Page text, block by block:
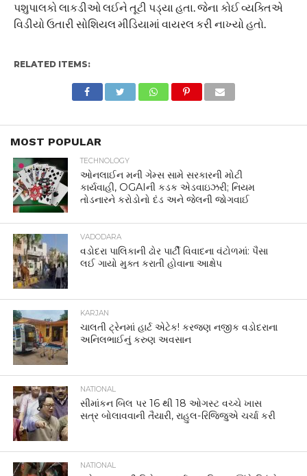
પશુપાલકો લાકડીઓ લઈને તૂટી પડ્યા હતા. જેના કોઈ વ્યક્તિએ
વિડીયો ઉતારી સોશિયલ મીડિયામાં વાયરલ કરી નાખ્યો હતો.
RELATED ITEMS:
MOST POPULAR
TECHNOLOGY
ઓનલાઈન મની ગેમ્સ સામે સરકારની મોટી
કાર્યવાહી, OGAIની કડક એડવાઇઝરી; નિયમ
તોડનારને કરોડોનો દંડ અને જેલની જોગવાઈ
VADODARA
વડોદરા પાલિકાની ઢોર પાર્ટી વિવાદના વંટોળમાં: પૈસા
લઈ ગાયો મુક્ત કરાતી હોવાના આક્ષેપ
KARJAN
ચાલતી ટ્રેનમાં હાર્ટ એટેક! કરજણ નજીક વડોદરાના
અનિલભાઈનું કરુણ અવસાન
NATIONAL
સીમાંકન બિલ પર 16 થી 18 ઓગસ્ટ વચ્ચે ખાસ
સત્ર બોલાવવાની તૈયારી, રાહુલ-રિજિજુએ ચર્ચા કરી
NATIONAL